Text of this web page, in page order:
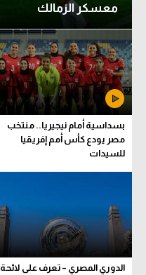
معسكر الزمالك
بسداسية أمام نيجيريا.. منتخب
مصر يودع كأس أمم إفريقيا
للسيدات
الدوري المصري – تعرف على لائحة